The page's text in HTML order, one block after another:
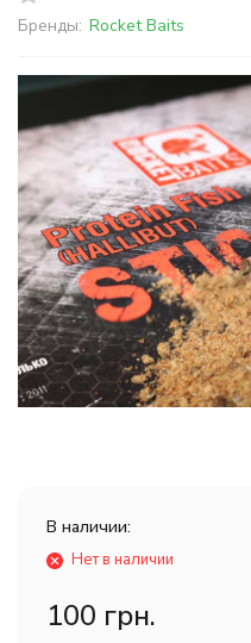
Бренды: Rocket Baits
В наличии:
Нет в наличии
100 грн.